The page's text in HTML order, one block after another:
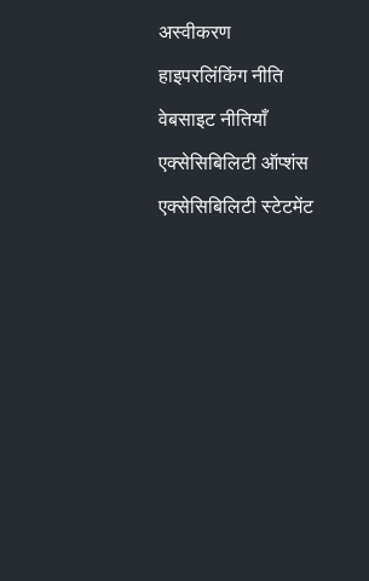
अस्वीकरण
हाइपरलिंकिंग नीति
वेबसाइट नीतियाँ
एक्सेसिबिलिटी ऑप्शंस
एक्सेसिबिलिटी स्टेटमेंट